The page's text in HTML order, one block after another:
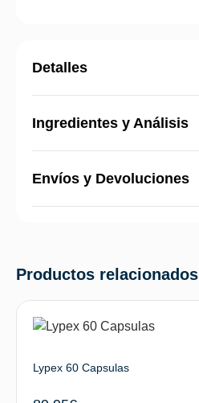
Detalles
Ingredientes y Análisis
Envíos y Devoluciones
Productos relacionados
Lypex 60 Capsulas